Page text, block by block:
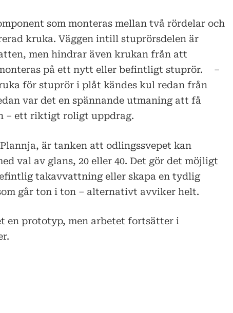
som monteras mellan två rördelar och
kruka. Väggen intill stuprörsdelen är
men hindrar även krukan från att
på ett nytt eller befintligt stuprör. –
för stuprör i plåt kändes kul redan från
var det en spännande utmaning att få
– ett riktigt roligt uppdrag.
är tanken att odlingssvepet kan
val av glans, 20 eller 40. Det gör det möjligt
takavvattning eller skapa en tydlig
går ton i ton – alternativt avviker helt.
en prototyp, men arbetet fortsätter i